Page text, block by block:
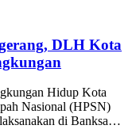
DLH Kota
Hidup Kota
Nasional (HPSN)
di Banksa…